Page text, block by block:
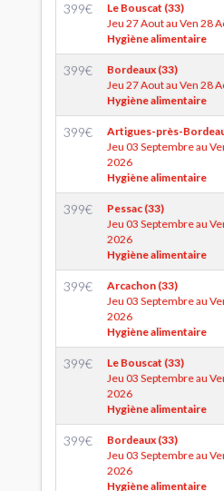
399€
Le Bouscat (33)
Jeu 27 Aout au Ven 28
Hygiène alimentaire
399€
Bordeaux (33)
Jeu 27 Aout au Ven 28
Hygiène alimentaire
399€
Artigues-près-
Jeu 03 Septembre au
2026
Hygiène alimentaire
399€
Pessac (33)
Jeu 03 Septembre au
2026
Hygiène alimentaire
399€
Arcachon (33)
Jeu 03 Septembre au
2026
Hygiène alimentaire
399€
Le Bouscat (33)
Jeu 03 Septembre au
2026
Hygiène alimentaire
399€
Bordeaux (33)
Jeu 03 Septembre au
2026
Hygiène alimentaire